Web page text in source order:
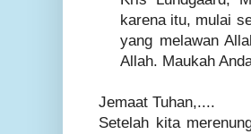
karena itu, mulai
yang melawan
Allah. Maukah
Jemaat Tuhan,....
Setelah kita